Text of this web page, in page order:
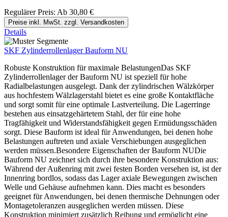
Regulärer Preis: Ab 30,80 €
Preise inkl. MwSt. zzgl. Versandkosten
Details
SKF Zylinderrollenlager Bauform NU
Robuste Konstruktion für maximale BelastungenDas SKF
Zylinderrollenlager der Bauform NU ist speziell für hohe
Radialbelastungen ausgelegt. Dank der zylindrischen Wälzkörper
aus hochfestem Wälzlagerstahl bietet es eine große Kontaktfläche
und sorgt somit für eine optimale Lastverteilung. Die Lagerringe
bestehen aus einsatzgehärtetem Stahl, der für eine hohe
Tragfähigkeit und Widerstandsfähigkeit gegen Ermüdungsschäden
sorgt. Diese Bauform ist ideal für Anwendungen, bei denen hohe
Belastungen auftreten und axiale Verschiebungen ausgeglichen
werden müssen.Besondere Eigenschaften der Bauform NUDie
Bauform NU zeichnet sich durch ihre besondere Konstruktion aus:
Während der Außenring mit zwei festen Borden versehen ist, ist der
Innenring bordlos, sodass das Lager axiale Bewegungen zwischen
Welle und Gehäuse aufnehmen kann. Dies macht es besonders
geeignet für Anwendungen, bei denen thermische Dehnungen oder
Montagetoleranzen ausgeglichen werden müssen. Diese
Konstruktion minimiert zusätzlich Reibung und ermöglicht eine